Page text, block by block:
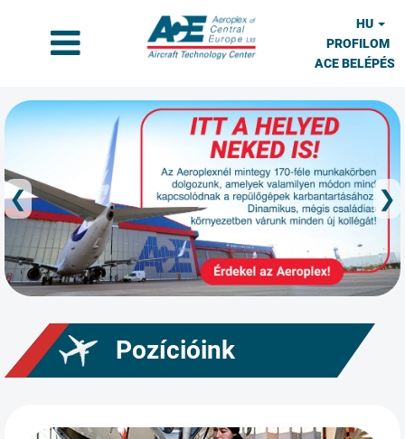
HU
PROFILOM
ACE BELÉPÉS
❮ ❯
Pozícióink